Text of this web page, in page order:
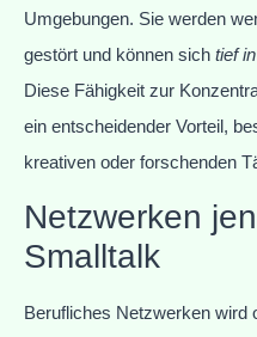
Umgebungen. Sie werden
gestört und können sich tief
Diese Fähigkeit zur
ein entscheidender Vorteil,
kreativen oder forschenden
Netzwerken
Smalltalk
Berufliches Netzwerken wird